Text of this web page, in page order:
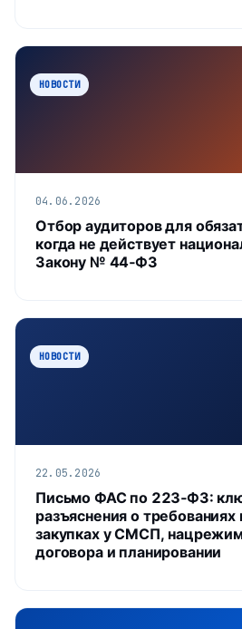
НОВОСТИ
04.06.2026
Отбор аудиторов для
когда не действует
Закону № 44‑ФЗ
НОВОСТИ
22.05.2026
Письмо ФАС по 223‑ФЗ:
разъяснения о требованиях
закупках у СМСП,
договора и планировании